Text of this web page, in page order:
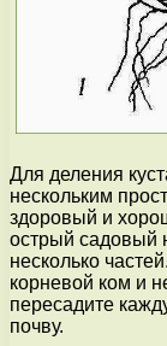
Для деления
нескольким
здоровый и
острый садовый
несколько
корневой ком и
пересадите
почву.